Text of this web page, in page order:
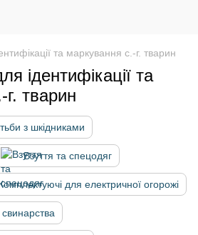
та маркування с.-г. тварин
ідентифікації та
тварин
з шкідниками
Взуття та спецодяг
для електричної огорожі